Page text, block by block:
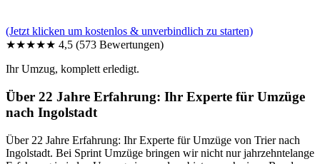
(Jetzt klicken um kostenlos & unverbindlich zu starten)
★★★★★ 4,5 (573 Bewertungen)
Ihr Umzug, komplett erledigt.
Über 22 Jahre Erfahrung: Ihr Experte für Umzüge
nach Ingolstadt
Über 22 Jahre Erfahrung: Ihr Experte für Umzüge von Trier nach
Ingolstadt. Bei Sprint Umzüge bringen wir nicht nur jahrzehntelange